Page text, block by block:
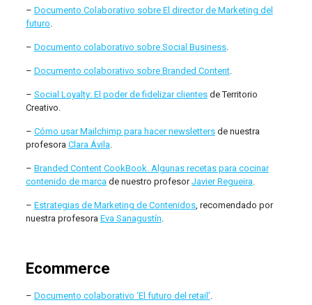
– Documento Colaborativo sobre El director de Marketing del
futuro.
– Documento colaborativo sobre Social Business.
– Documento colaborativo sobre Branded Content.
– Social Loyalty: El poder de fidelizar clientesde Territorio
Creativo.
– Cómo usar Mailchimp para hacer newslettersde nuestra
profesora Clara Ávila.
– Branded Content CookBook. Algunas recetas para cocinar
contenido de marcade nuestro profesorJavier Regueira.
– Estrategias de Marketing de Contenidos, recomendado por
nuestra profesora Eva Sanagustín.
Ecommerce
– Documento colaborativo ‘El futuro del retail’.